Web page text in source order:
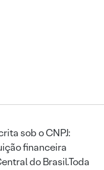
sob o CNPJ:
financeira
do Brasil.Toda